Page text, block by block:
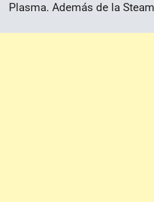
Plasma. Además de la